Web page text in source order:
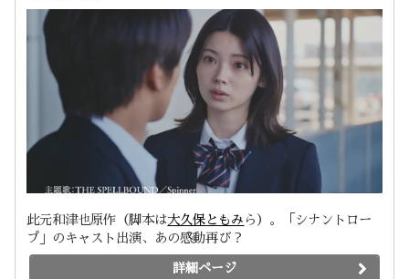
此元和津也原作（脚本は大久保ともみ ら）。「シナントロー
プ」のキャスト出演、あの感動再び？
詳細ページ